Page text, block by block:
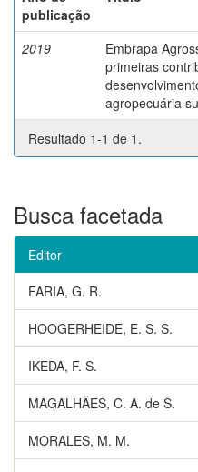
publicação
2019
Embrapa
primeiras
agropecuária
Resultado 1-1 de 1.
Busca facetada
Editor
FARIA, G. R.
HOOGERHEIDE, E. S. S.
IKEDA, F. S.
MAGALHÃES, C. A. de S.
MORALES, M. M.